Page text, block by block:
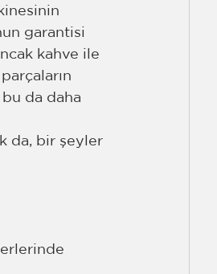
garantisi
kahve ile
da daha
da, bir şeyler